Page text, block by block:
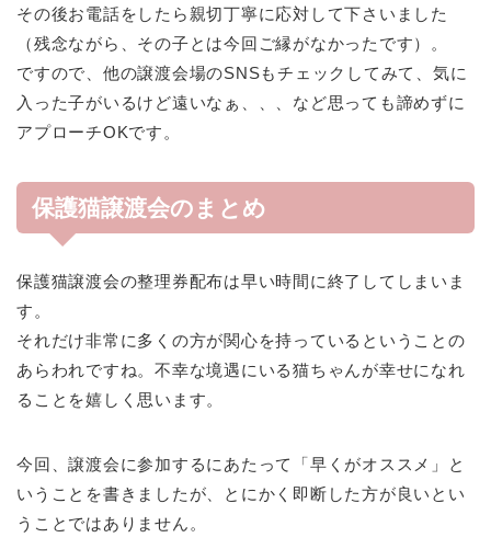
その後お電話をしたら親切丁寧に応対して下さいました
（残念ながら、その子とは今回ご縁がなかったです）。
ですので、他の譲渡会場のSNSもチェックしてみて、気に
入った子がいるけど遠いなぁ、、、など思っても諦めずに
アプローチOKです。
保護猫譲渡会のまとめ
保護猫譲渡会の整理券配布は早い時間に終了してしまいま
す。
それだけ非常に多くの方が関心を持っているということの
あらわれですね。不幸な境遇にいる猫ちゃんが幸せになれ
ることを嬉しく思います。
今回、譲渡会に参加するにあたって「早くがオススメ」と
いうことを書きましたが、とにかく即断した方が良いとい
うことではありません。